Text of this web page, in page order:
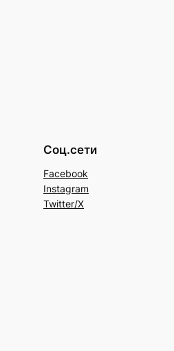
Соц.сети
Facebook
Instagram
Twitter/X